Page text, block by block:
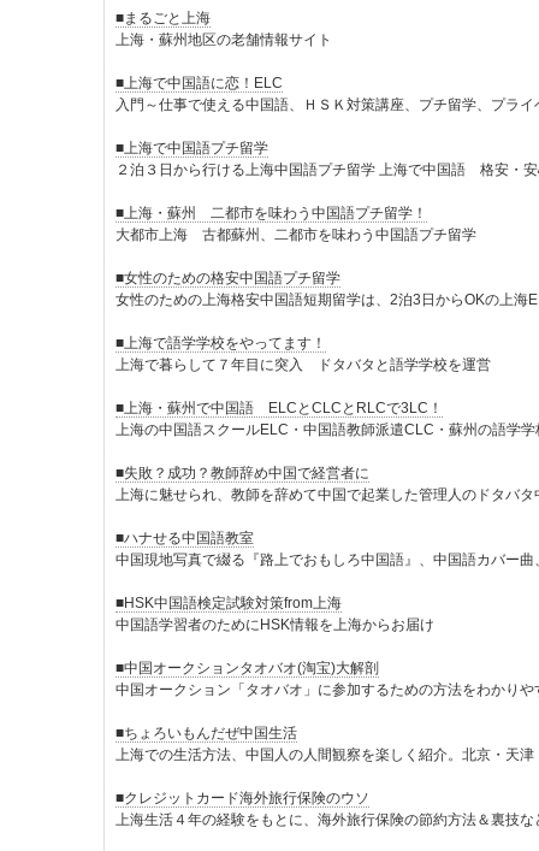
■まるごと上海
上海・蘇州地区の老舗情報サイト
■上海で中国語に恋！ELC
入門～仕事で使える中国語、ＨＳＫ対策講座、プチ留学、プラ
■上海で中国語プチ留学
２泊３日から行ける上海中国語プチ留学 上海で中国語 格安・
■上海・蘇州 二都市を味わう中国語プチ留学！
大都市上海 古都蘇州、二都市を味わう中国語プチ留学
■女性のための格安中国語プチ留学
女性のための上海格安中国語短期留学は、2泊3日からOKの上海
■上海で語学学校をやってます！
上海で暮らして７年目に突入 ドタバタと語学学校を運営
■上海・蘇州で中国語 ELCとCLCとRLCで3LC！
上海の中国語スクールELC・中国語教師派遣CLC・蘇州の語学
■失敗？成功？教師辞め中国で経営者に
上海に魅せられ、教師を辞めて中国で起業した管理人のドタバタ
■ハナせる中国語教室
中国現地写真で綴る『路上でおもしろ中国語』、中国語カバー
■HSK中国語検定試験対策from上海
中国語学習者のためにHSK情報を上海からお届け
■中国オークションタオバオ(淘宝)大解剖
中国オークション「タオバオ」に参加するための方法をわかりや
■ちょろいもんだぜ中国生活
上海での生活方法、中国人の人間観察を楽しく紹介。北京・天
■クレジットカード海外旅行保険のウソ
上海生活４年の経験をもとに、海外旅行保険の節約方法＆裏技な